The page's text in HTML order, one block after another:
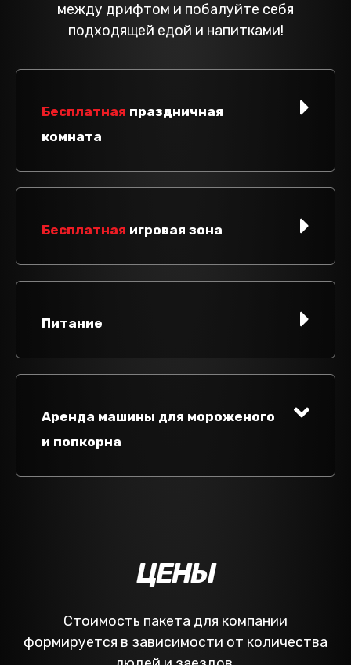
между дрифтом и побалуйте себя
подходящей едой и напитками!
Бесплатная праздничная
комната
Бесплатная игровая зона
Питание
Аренда машины для мороженого
и попкорна
ЦЕНЫ
Стоимость пакета для компании
формируется в зависимости от количества